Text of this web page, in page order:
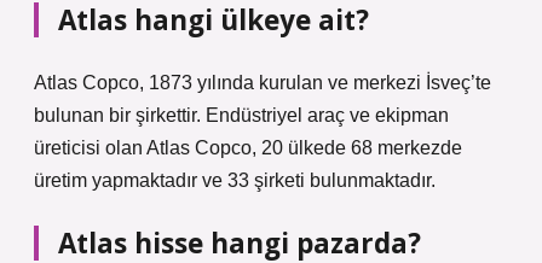
Atlas hangi ülkeye ait?
Atlas Copco, 1873 yılında kurulan ve merkezi İsveç’te
bulunan bir şirkettir. Endüstriyel araç ve ekipman
üreticisi olan Atlas Copco, 20 ülkede 68 merkezde
üretim yapmaktadır ve 33 şirketi bulunmaktadır.
Atlas hisse hangi pazarda?